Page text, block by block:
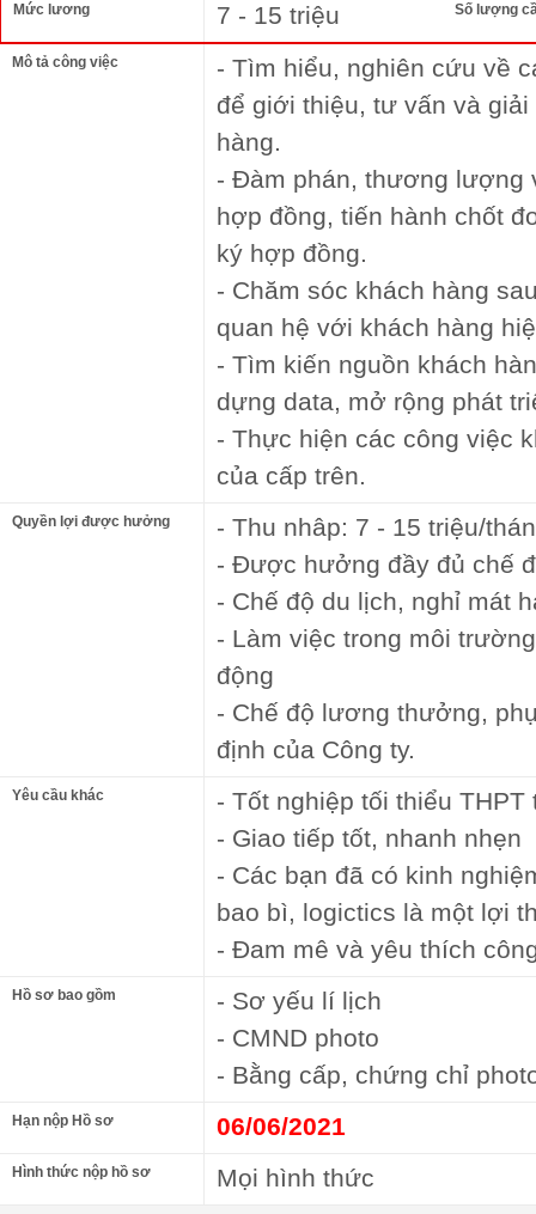
Mức lương 7 - 15 triệu Số lượng
Mô tả công việc
- Tìm hiểu, nghiên cứu về
để giới thiệu, tư vấn và
hàng.
- Đàm phán, thương lượng
hợp đồng, tiến hành chốt
ký hợp đồng.
- Chăm sóc khách hàng
quan hệ với khách hàng
- Tìm kiến nguồn khách
dựng data, mở rộng phát
- Thực hiện các công việc
của cấp trên.
Quyền lợi được hưởng
- Thu nhâp: 7 - 15 triệu/
- Được hưởng đầy đủ chế
- Chế độ du lịch, nghỉ mát
- Làm việc trong môi
động
- Chế độ lương thưởng,
định của Công ty.
Yêu cầu khác
- Tốt nghiệp tối thiểu THPT
- Giao tiếp tốt, nhanh nhẹn
- Các bạn đã có kinh
bao bì, logictics là một lợi
- Đam mê và yêu thích
Hồ sơ bao gồm
- Sơ yếu lí lịch
- CMND photo
- Bằng cấp, chứng chỉ
Hạn nộp Hồ sơ 06/06/2021
Hình thức nộp hồ sơ Mọi hình thức